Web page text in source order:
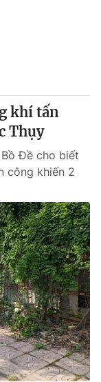
khí tấn
Thụy
Đề cho biết
công khiến 2